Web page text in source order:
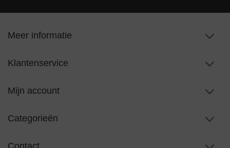
Meer informatie
Klantenservice
Mijn account
Categorieën